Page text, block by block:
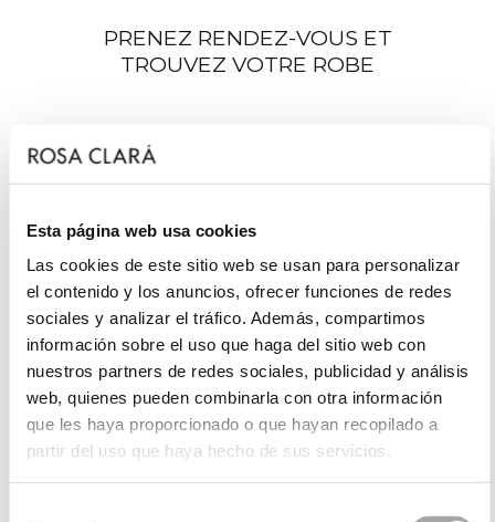
Esta página web usa cookies
Las cookies de este sitio web se usan para personalizar
el contenido y los anuncios, ofrecer funciones de redes
sociales y analizar el tráfico. Además, compartimos
información sobre el uso que haga del sitio web con
nuestros partners de redes sociales, publicidad y análisis
web, quienes pueden combinarla con otra información
que les haya proporcionado o que hayan recopilado a
partir del uso que haya hecho de sus servicios.
PRENEZ RENDEZ-VOUS ET
TROUVEZ VOTRE ROBE